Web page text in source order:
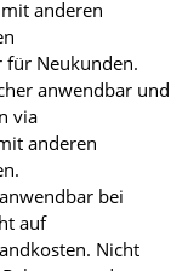
anderen
für Neukunden.
anwendbar und
via
anderen
bei
auf
Nicht